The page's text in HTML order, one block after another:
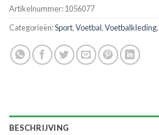
Artikelnummer:1056077
Categorieën:Sport,Voetbal,Voetbalkleding,
BESCHRIJVING